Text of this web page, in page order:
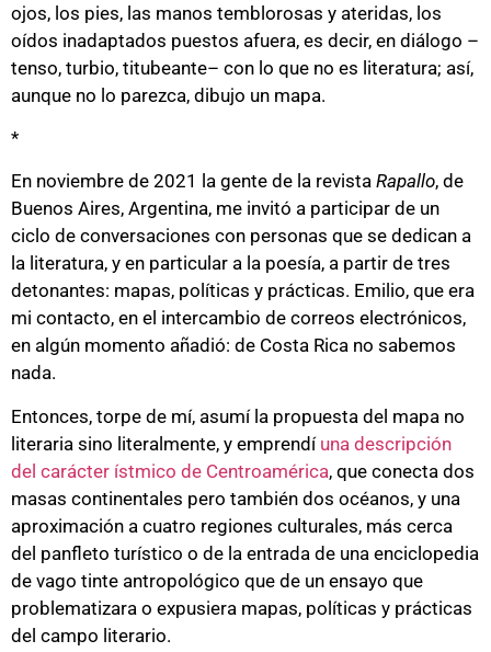
ojos, los pies, las manos temblorosas y ateridas, los
oídos inadaptados puestos afuera, es decir, en diálogo –
tenso, turbio, titubeante– con lo que no es literatura; así,
aunque no lo parezca, dibujo un mapa.
*
En noviembre de 2021 la gente de la revista Rapallo, de
Buenos Aires, Argentina, me invitó a participar de un
ciclo de conversaciones con personas que se dedican a
la literatura, y en particular a la poesía, a partir de tres
detonantes: mapas, políticas y prácticas. Emilio, que era
mi contacto, en el intercambio de correos electrónicos,
en algún momento añadió: de Costa Rica no sabemos
nada.
Entonces, torpe de mí, asumí la propuesta del mapa no
literaria sino literalmente, y emprendí una descripción
del carácter ístmico de Centroamérica, que conecta dos
masas continentales pero también dos océanos, y una
aproximación a cuatro regiones culturales, más cerca
del panfleto turístico o de la entrada de una enciclopedia
de vago tinte antropológico que de un ensayo que
problematizara o expusiera mapas, políticas y prácticas
del campo literario.